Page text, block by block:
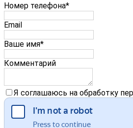
Номер телефона*
Email
Ваше имя*
Комментарий
Я соглашаюсь на обработку